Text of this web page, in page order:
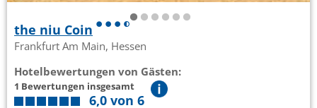
the niu Coin
Frankfurt Am Main, Hessen
Hotelbewertungen von Gästen:
1 Bewertungen insgesamt
6,0 von 6